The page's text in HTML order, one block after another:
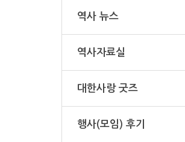
역사 뉴스
역사자료실
대한사랑 굿즈
행사(모임) 후기